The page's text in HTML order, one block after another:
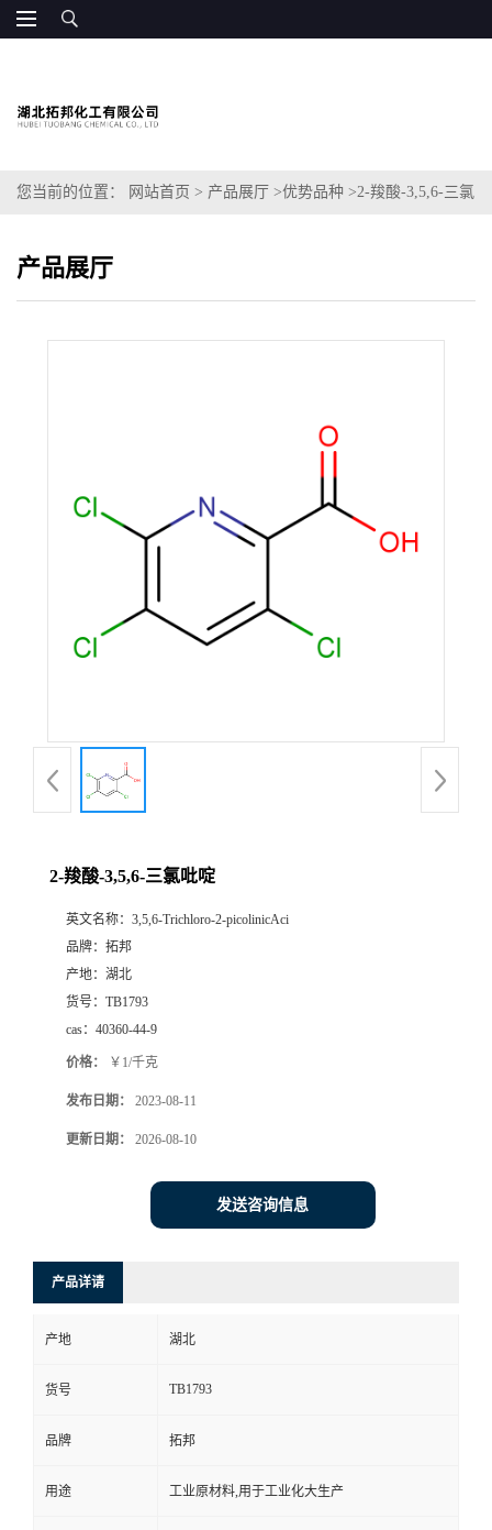
您当前的位置： 网站首页 > 产品展厅 >优势品种 >2-羧酸-3,5,6-三氯
产品展厅
2-羧酸-3,5,6-三氯吡啶
英文名称： 3,5,6-Trichloro-2-picolinicAci
品牌： 拓邦
产地： 湖北
货号： TB1793
cas： 40360-44-9
价格： ￥1/千克
发布日期： 2023-08-11
更新日期： 2026-08-10
发送咨询信息
产品详请
产地 湖北
货号 TB1793
品牌 拓邦
用途 工业原材料,用于工业化大生产